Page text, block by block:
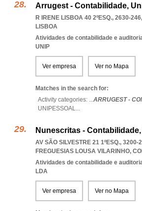
Arrugest - Contabilidade,
R IRENE LISBOA 40 2ºESQ., 2630-246,
LISBOA
Atividades de contabilidade e
UNIP
Ver empresa Ver no Mapa
Matches in the search for:
Activity categories: ...ARRUGEST -
UNIPESSOAL...
Nunescritas -
AV SÃO SILVESTRE 21 1ºESQ., 3200-
FREGUESIAS LOUSA VILARINHO,
Atividades de contabilidade e
LDA
Ver empresa Ver no Mapa